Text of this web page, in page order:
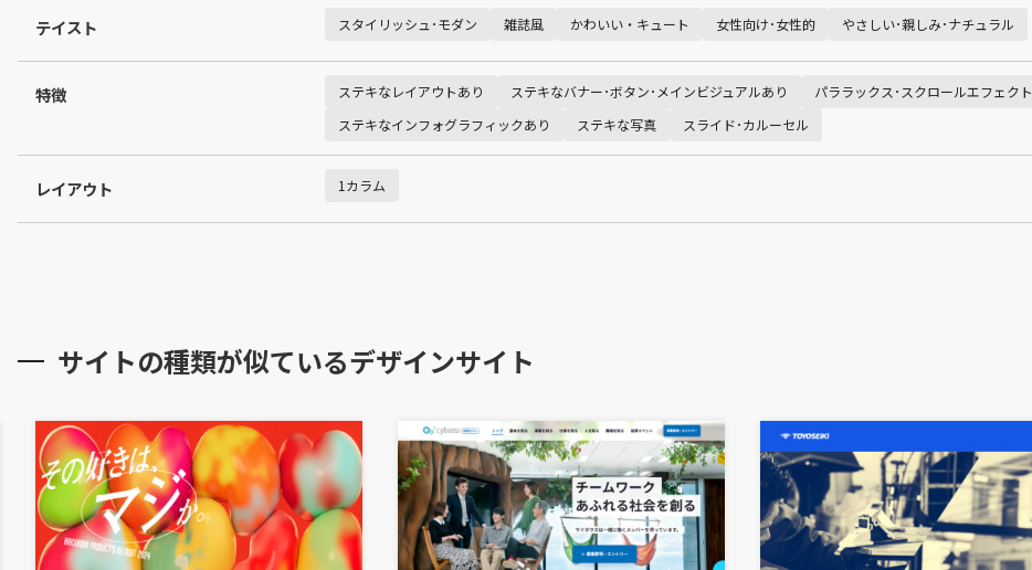
テイスト スタイリッシュ･モダン 雑誌風 かわいい・キュート 女性向け･女性的 やさしい･親しみ･ナチュラル
特徴 ステキなレイアウトあり ステキなバナー･ボタン･メインビジュアルあり パララックス･スクロールエフェクト
ステキなインフォグラフィックあり
ステキな写真 スライド･カルーセル
レイアウト 1カラム
サイトの種類が似ているデザインサイト